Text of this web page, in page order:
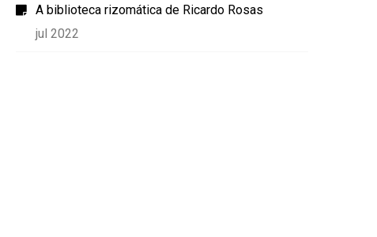
A biblioteca rizomática de Ricardo Rosas
jul 2022